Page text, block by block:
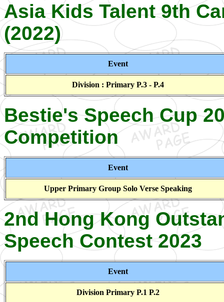
Asia Kids Talent 9th
(2022)
Event
Division : Primary P.3 - P.4
Bestie's Speech Cup
Competition
Event
Upper Primary Group Solo Verse Speaking
2nd Hong Kong
Speech Contest 2023
Event
Division Primary P.1 P.2